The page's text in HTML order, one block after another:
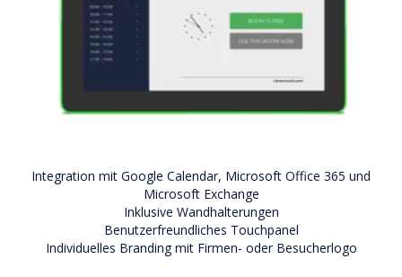
Integration mit Google Calendar, Microsoft Office 365 und
Microsoft Exchange
Inklusive Wandhalterungen
Benutzerfreundliches Touchpanel
Individuelles Branding mit Firmen- oder Besucherlogo